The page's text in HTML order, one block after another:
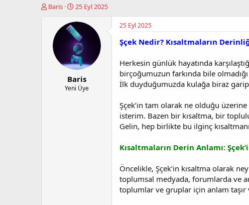
K
Baris
B
ş
l
a
n
g
ı
ç
t
25 Eyl 2025
Baris
Yeni Üye
25 Eyl 2025
Şçek Nedir? Kısaltmaların
Herkesin günlük hayatında
birçoğumuzun farkında bile
İlk duyduğumuzda kulağa biraz
Şçek’in tam olarak ne olduğu
isterim. Bazen bir kısaltma, bir
Gelin, hep birlikte bu ilginç
Kısaltmaların Derin Anlamı:
Öncelikle, Şçek’in kısaltma olarak
toplumsal medyada, forumlarda ve
toplumlar ve gruplar için anlam taşır